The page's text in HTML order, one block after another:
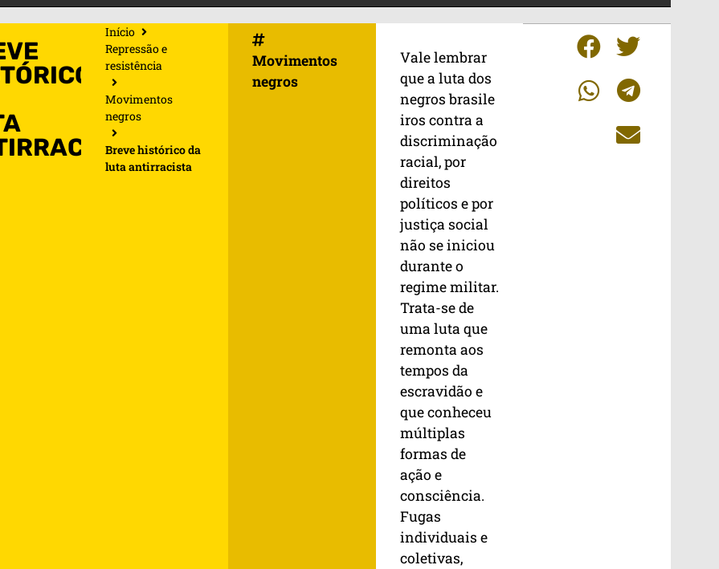
Início
Repressão e
resistência
Movimentos
negros
Breve histórico da
luta antirracista
Movimentos
negros
Vale lembrar
que a luta dos
negros brasile
iros contra a
discriminação
racial, por
direitos
políticos e por
justiça social
não se iniciou
durante o
regime militar.
Trata-se de
uma luta que
remonta aos
tempos da
escravidão e
que conheceu
múltiplas
formas de
ação e
consciência.
Fugas
individuais e
coletivas,